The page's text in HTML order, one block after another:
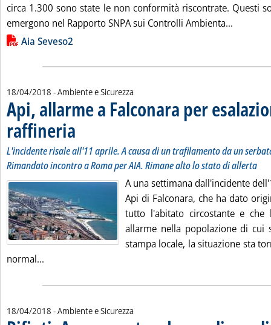
circa 1.300 sono state le non conformità riscontrate. Questi
emergono nel Rapporto SNPA sui Controlli Ambienta...
Lista allegati PDF alla notizia
Aia Seveso2
18/04/2018 - Ambiente e Sicurezza
Api, allarme a Falconara per
raffineria . Sottotitolo: L'incidente risale all'11 aprile. A causa di un
. Pubblicata mercoledì 18 aprile 2018 alle 17.53.
L'incidente risale all'11 aprile. A causa di un trafilamento da un
Rimandato incontro a Roma per AIA. Rimane alto lo stato di allerta
A una settimana dall'incidente
Api di Falconara, che ha dato
tutto l'abitato circostante e che
allarme nella popolazione di cui
stampa locale, la situazione sta
normal...
18/04/2018 - Ambiente e Sicurezza